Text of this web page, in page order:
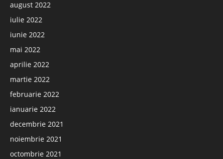
august 2022
iulie 2022
iunie 2022
mai 2022
aprilie 2022
martie 2022
februarie 2022
ianuarie 2022
decembrie 2021
noiembrie 2021
octombrie 2021